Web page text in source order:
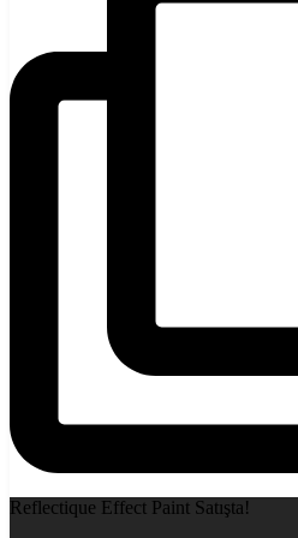
Reflectique Effect Paint Satışta!